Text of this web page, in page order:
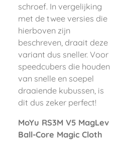
schroef. In vergelijking
met de twee versies die
hierboven zijn
beschreven, draait deze
variant dus sneller. Voor
speedcubers die houden
van snelle en soepel
draaiende kubussen, is
dit dus zeker perfect!
MoYu RS3M V5 MagLev
Ball-Core Magic Cloth